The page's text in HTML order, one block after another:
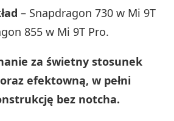
– Snapdragon 730 w Mi 9T
855 w Mi 9T Pro.
za świetny stosunek
efektowną, w pełni
bez notcha.